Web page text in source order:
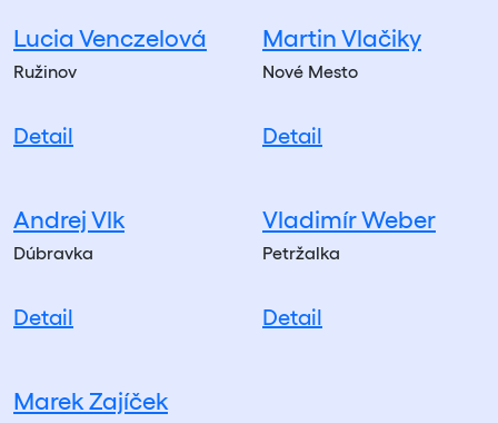
Lucia Venczelová
Ružinov
Detail
Martin Vlačiky
Nové Mesto
Detail
Andrej Vlk
Dúbravka
Detail
Vladimír Weber
Petržalka
Detail
Marek Zajíček